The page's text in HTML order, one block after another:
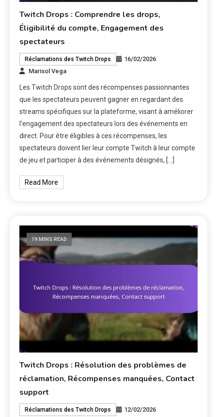
Twitch Drops : Comprendre les drops,
Éligibilité du compte, Engagement des
spectateurs
Réclamations des Twitch Drops
16/02/2026
Marisol Vega
Les Twitch Drops sont des récompenses passionnantes
que les spectateurs peuvent gagner en regardant des
streams spécifiques sur la plateforme, visant à améliorer
l’engagement des spectateurs lors des événements en
direct. Pour être éligibles à ces récompenses, les
spectateurs doivent lier leur compte Twitch à leur compte
de jeu et participer à des événements désignés, […]
Read More
19 MINS READ
Twitch Drops : Résolution des problèmes de
réclamation, Récompenses manquées, Contact
support
Réclamations des Twitch Drops
12/02/2026